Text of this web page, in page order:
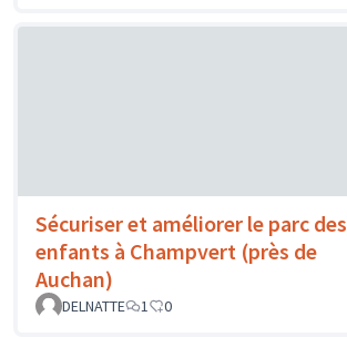
Sécuriser et améliorer le parc des
enfants à Champvert (près de
Auchan)
DELNATTE 1 0